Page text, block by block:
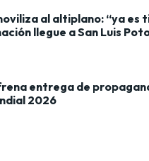
al altiplano: “ya es
llegue a San Luis
entrega de
2026